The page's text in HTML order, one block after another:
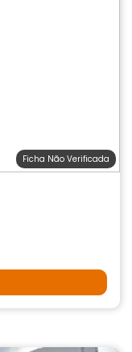
Ficha Não Verificada